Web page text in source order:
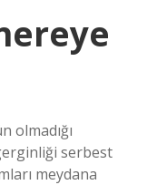
olmadığı
serbest
meydana